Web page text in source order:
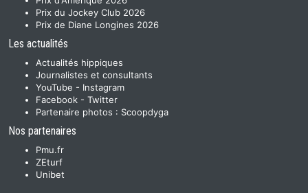
Prix du Jockey Club 2026
Prix de Diane Longines 2026
Les actualités
Actualités hippiques
Journalistes et consultants
YouTube - Instagram
Facebook - Twitter
Partenaire photos : Scoopdyga
Nos partenaires
Pmu.fr
ZEturf
Unibet